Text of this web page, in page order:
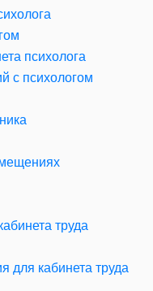
психолога
с психологом
труда
для кабинета труда